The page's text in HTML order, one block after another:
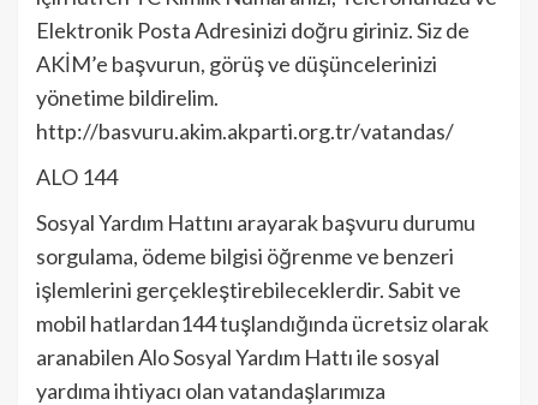
Elektronik Posta Adresinizi doğru giriniz. Siz de
AKİM’e başvurun, görüş ve düşüncelerinizi
yönetime bildirelim.
http://basvuru.akim.akparti.org.tr/vatandas/
ALO 144
Sosyal Yardım Hattını arayarak başvuru durumu
sorgulama, ödeme bilgisi öğrenme ve benzeri
işlemlerini gerçekleştirebileceklerdir. Sabit ve
mobil hatlardan144 tuşlandığında ücretsiz olarak
aranabilen Alo Sosyal Yardım Hattı ile sosyal
yardıma ihtiyacı olan vatandaşlarımıza